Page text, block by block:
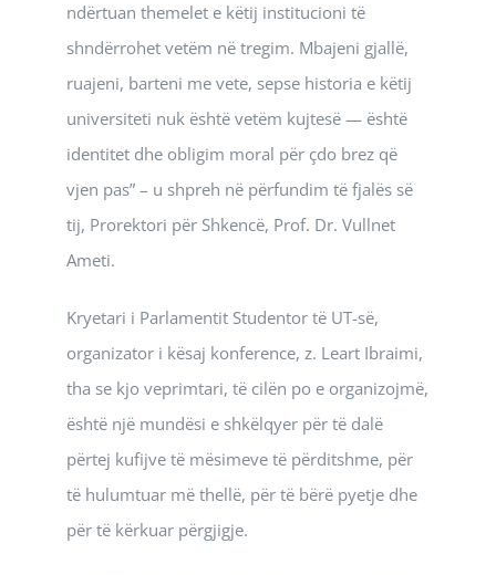
ndërtuan themelet e këtij institucioni të
shndërrohet vetëm në tregim. Mbajeni gjallë,
ruajeni, barteni me vete, sepse historia e këtij
universiteti nuk është vetëm kujtesë — është
identitet dhe obligim moral për çdo brez që
vjen pas” – u shpreh në përfundim të fjalës së
tij, Prorektori për Shkencë, Prof. Dr. Vullnet
Ameti.
Kryetari i Parlamentit Studentor të UT-së,
organizator i kësaj konference, z. Leart Ibraimi,
tha se kjo veprimtari, të cilën po e organizojmë,
është një mundësi e shkëlqyer për të dalë
përtej kufijve të mësimeve të përditshme, për
të hulumtuar më thellë, për të bërë pyetje dhe
për të kërkuar përgjigje.